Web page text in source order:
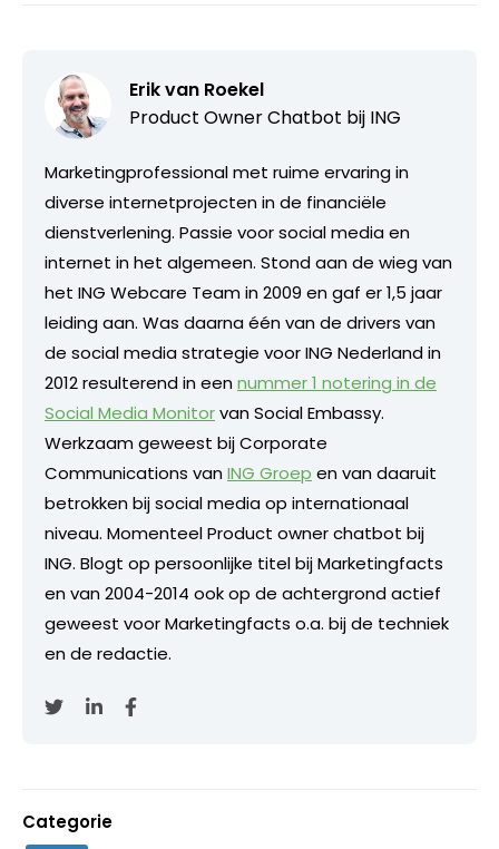
Erik van Roekel
Product Owner Chatbot bij ING
Marketingprofessional met ruime ervaring in
diverse internetprojecten in de financiële
dienstverlening. Passie voor social media en
internet in het algemeen. Stond aan de wieg van
het ING Webcare Team in 2009 en gaf er 1,5 jaar
leiding aan. Was daarna één van de drivers van
de social media strategie voor ING Nederland in
2012 resulterend in eennummer 1 notering in de
Social Media Monitorvan Social Embassy.
Werkzaam geweest bij Corporate
Communications vanING Groep en van daaruit
betrokken bij social media op internationaal
niveau. Momenteel Product owner chatbot bij
ING. Blogt op persoonlijke titel bij Marketingfacts
en van 2004-2014 ook op de achtergrond actief
geweest voor Marketingfacts o.a. bij de techniek
en de redactie.
Categorie